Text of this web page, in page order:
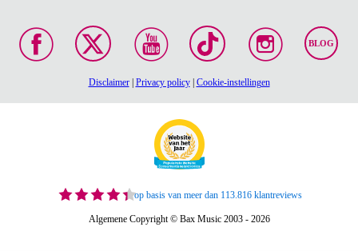
BLOG
Disclaimer| Privacy policy| Cookie-instellingen
op basis van meer dan 113.816 klantreviews
Algemene Copyright © Bax Music 2003 - 2026